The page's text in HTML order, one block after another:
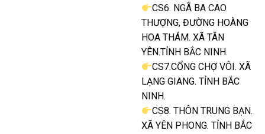
CS6. NGÃ BA CAO
THƯỢNG, ĐƯỜNG HOÀNG
HOA THÁM. XÃ TÂN
YÊN.TỈNH BẮC NINH.
CS7.CỔNG CHỢ VÔI. XÃ
LẠNG GIANG. TỈNH BẮC
NINH.
CS8. THÔN TRUNG BẠN.
XÃ YÊN PHONG. TỈNH BẮC